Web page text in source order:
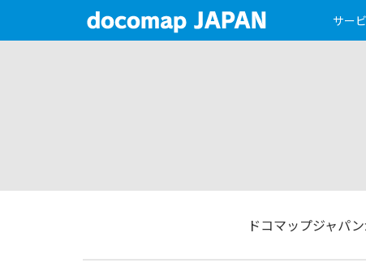
サー
ドコマップジャパ